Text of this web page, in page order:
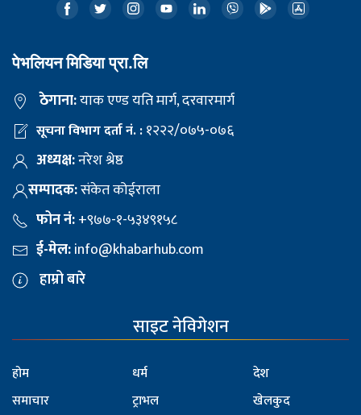
पेभलियन मिडिया प्रा.लि
ठेगाना:याक एण्ड यति मार्ग, दरवारमार्ग
सूचना विभाग दर्ता नं. :१२२२/०७५-०७६
अध्यक्ष:नरेश श्रेष्ठ
सम्पादक:संकेत कोईराला
फोन नं:+९७७-१-५३४९१५८
ई-मेल:info@khabarhub.com
हाम्रो बारे
साइट नेविगेशन
होम
समाचार
धर्म
ट्राभल
देश
खेलकुद